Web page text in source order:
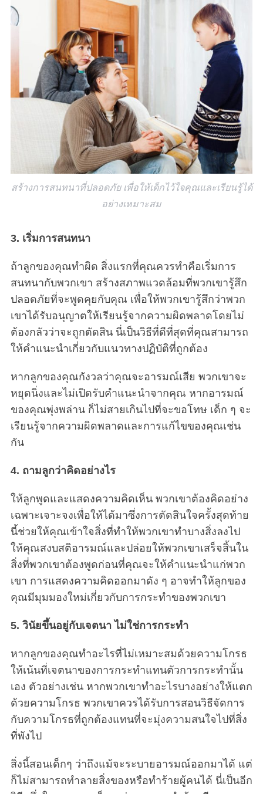
สร้างการสนทนาที่ปลอดภัย เพื่อให้เด็กไว้ใจคุณและเรียนรู้ได้
อย่างเหมาะสม
3. เริ่มการสนทนา
ถ้าลูกของคุณทำผิด สิ่งแรกที่คุณควรทำคือเริ่มการ
สนทนากับพวกเขา สร้างสภาพแวดล้อมที่พวกเขารู้สึก
ปลอดภัยที่จะพูดคุยกับคุณ เพื่อให้พวกเขารู้สึกว่าพวก
เขาได้รับอนุญาตให้เรียนรู้จากความผิดพลาดโดยไม่
ต้องกลัวว่าจะถูกตัดสิน นี่เป็นวิธีที่ดีที่สุดที่คุณสามารถ
ให้คำแนะนำเกี่ยวกับแนวทางปฏิบัติที่ถูกต้อง
หากลูกของคุณกังวลว่าคุณจะอารมณ์เสีย พวกเขาจะ
หยุดนิ่งและไม่เปิดรับคำแนะนำจากคุณ หากอารมณ์
ของคุณพุ่งพล่าน ก็ไม่สายเกินไปที่จะขอโทษ เด็ก ๆ จะ
เรียนรู้จากความผิดพลาดและการแก้ไขของคุณเช่น
กัน
4. ถามลูกว่าคิดอย่างไร
ให้ลูกพูดและแสดงความคิดเห็น พวกเขาต้องคิดอย่าง
เฉพาะเจาะจงเพื่อให้ได้มาซึ่งการตัดสินใจครั้งสุดท้าย
นี้ช่วยให้คุณเข้าใจสิ่งที่ทำให้พวกเขาทำบางสิ่งลงไป
ให้คุณสงบสติอารมณ์และปล่อยให้พวกเขาเสร็จสิ้นใน
สิ่งที่พวกเขาต้องพูดก่อนที่คุณจะให้คำแนะนำแก่พวก
เขา การแสดงความคิดออกมาดัง ๆ อาจทำให้ลูกของ
คุณมีมุมมองใหม่เกี่ยวกับการกระทำของพวกเขา
5. วินัยขึ้นอยู่กับเจตนา ไม่ใช่การกระทำ
หากลูกของคุณทำอะไรที่ไม่เหมาะสมด้วยความโกรธ
ให้เน้นที่เจตนาของการกระทำแทนตัวการกระทำนั้น
เอง ตัวอย่างเช่น หากพวกเขาทำอะไรบางอย่างให้แตก
ด้วยความโกรธ พวกเขาควรได้รับการสอนวิธีจัดการ
กับความโกรธที่ถูกต้องแทนที่จะมุ่งความสนใจไปที่สิ่ง
ที่พังไป
สิ่งนี้สอนเด็กๆ ว่าถึงแม้จะระบายอารมณ์ออกมาได้ แต่
ก็ไม่สามารถทำลายสิ่งของหรือทำร้ายผู้คนได้ นี่เป็นอีก
h